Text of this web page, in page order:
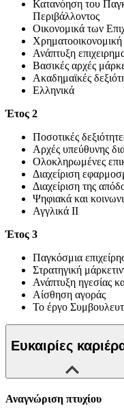
Κατανόηση του
Περιβάλλοντος
Οικονομικά των
Χρηματοοικονομική
Ανάπτυξη
Βασικές αρχές
Ακαδημαϊκές
Ελληνικά
Έτος 2
Ποσοτικές
Αρχές υπεύθυνης
Ολοκληρωμένες
Διαχείριση
Διαχείριση της
Ψηφιακά και
Αγγλικά II
Έτος 3
Παγκόσμια
Στρατηγική
Ανάπτυξη ηγεσίας
Αίσθηση αγοράς
Το έργο
Ευκαιρίες
Αναγνώριση πτυχίου